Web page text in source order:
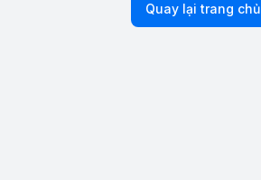
Quay lại trang chủ